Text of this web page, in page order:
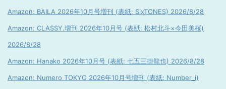
Amazon: BAILA 2026年10月号増刊 (表紙: SixTONES) 2026/8/28
Amazon: CLASSY.増刊 2026年10月号 (表紙: 松村北斗×今田美桜)
2026/8/28
Amazon: Hanako 2026年10月号 (表紙: 七五三掛龍也) 2026/8/28
Amazon: Numero TOKYO 2026年10月号増刊 (表紙: Number_i)